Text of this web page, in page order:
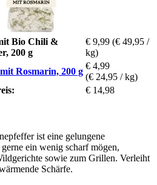
Bio Chili &
200 g
€ 9,99 (€ 49,95 /
kg)
Rosmarin, 200 g
€ 4,99
(€ 24,95 / kg)
€ 14,98
ist eine gelungene
ein wenig scharf mögen,
sowie zum Grillen. Verleiht
Schärfe.